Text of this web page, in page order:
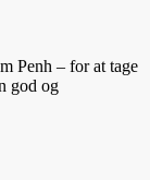
Penh – for at tage
god og